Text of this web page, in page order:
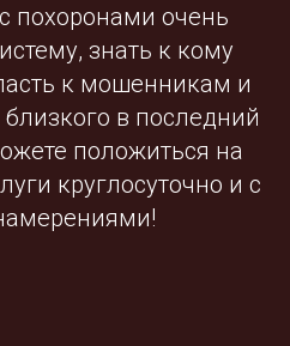
похоронами очень
знать к кому
к мошенникам и
в последний
положиться на
круглосуточно и с